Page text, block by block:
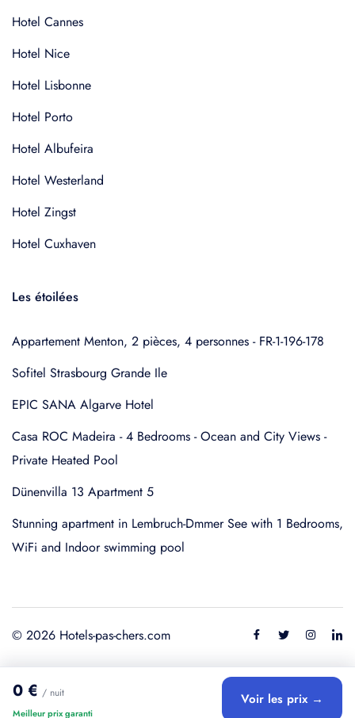
0 € / nuit
Meilleur prix garanti
Voir les prix →
Hotel Cannes
Hotel Nice
Hotel Lisbonne
Hotel Porto
Hotel Albufeira
Hotel Westerland
Hotel Zingst
Hotel Cuxhaven
Les étoilées
Appartement Menton, 2 pièces, 4 personnes - FR-1-196-178
Sofitel Strasbourg Grande Ile
EPIC SANA Algarve Hotel
Casa ROC Madeira - 4 Bedrooms - Ocean and City Views -
Private Heated Pool
Dünenvilla 13 Apartment 5
Stunning apartment in Lembruch-Dmmer See with 1 Bedrooms,
WiFi and Indoor swimming pool
© 2026 Hotels-pas-chers.com